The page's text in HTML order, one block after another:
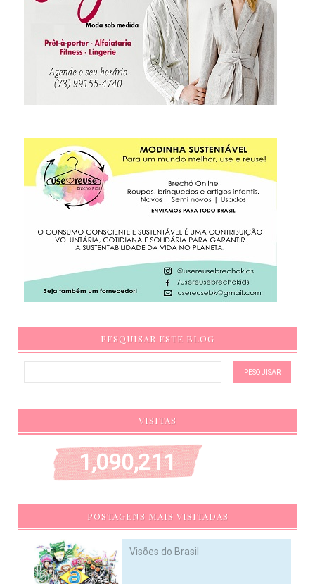
PESQUISAR ESTE BLOG
VISITAS
1,090,211
POSTAGENS MAIS VISITADAS
Visões do Brasil